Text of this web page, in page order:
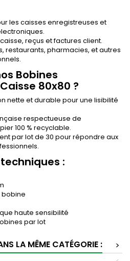
les caisses enregistreuses et
reçus et factures client.
restaurants, pharmacies, et autres
Bobines
80x80 ?
nette et durable pour une lisibilité
respectueuse de
100 % recyclable.
par lot de 30 pour répondre aux
:
bobine
haute sensibilité
par lot
LA MÊME CATÉGORIE :
>